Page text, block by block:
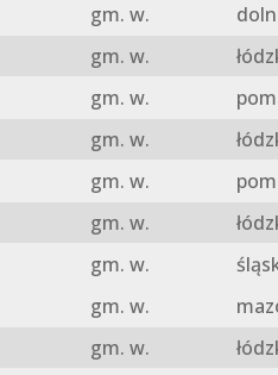
gm. w.
gm. w.
gm. w.
gm. w.
gm. w.
gm. w.
gm. w.
gm. w.
gm. w.